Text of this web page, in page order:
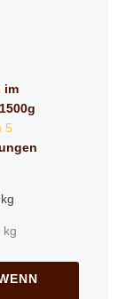
im
5
kg
kg